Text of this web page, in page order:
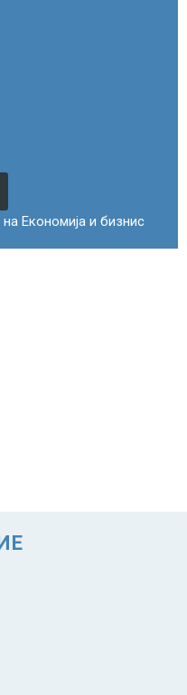
Економија и бизнис